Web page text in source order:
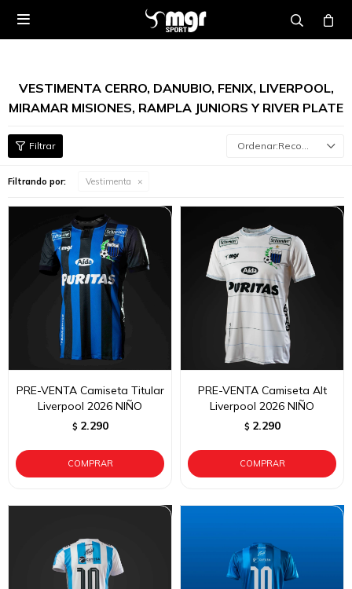

VESTIMENTA CERRO, DANUBIO, FENIX, LIVERPOOL,
MIRAMAR MISIONES, RAMPLA JUNIORS Y RIVER PLATE
Recomendados
Filtrando por: Vestimenta
PRE-VENTA Camiseta Titular
Liverpool 2026 NIÑO
$ 2.290
PRE-VENTA Camiseta Alt
Liverpool 2026 NIÑO
$ 2.290